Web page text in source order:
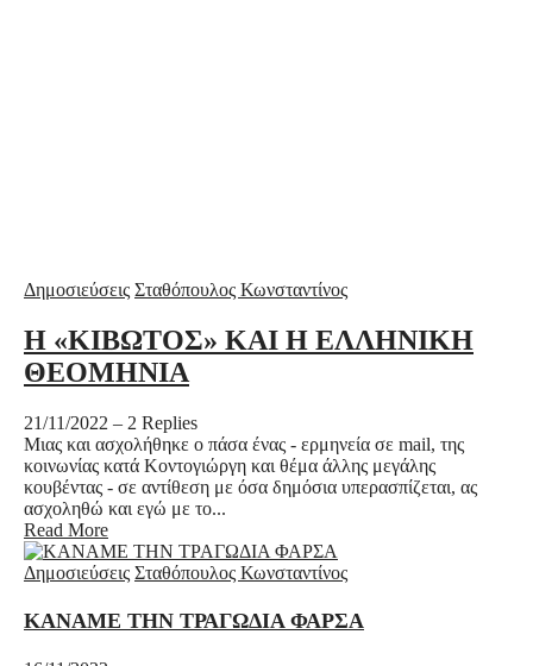
Δημοσιεύσεις Σταθόπουλος Κωνσταντίνος
Η «ΚΙΒΩΤΟΣ» ΚΑΙ Η ΕΛΛΗΝΙΚΗ
ΘΕΟΜΗΝΙΑ
21/11/2022 – 2 Replies
Μιας και ασχολήθηκε ο πάσα ένας - ερμηνεία σε mail, της
κοινωνίας κατά Κοντογιώργη και θέμα άλλης μεγάλης
κουβέντας - σε αντίθεση με όσα δημόσια υπερασπίζεται, ας
ασχοληθώ και εγώ με το...
Read More
Δημοσιεύσεις Σταθόπουλος Κωνσταντίνος
ΚΑΝΑΜΕ ΤΗΝ ΤΡΑΓΩΔΙΑ ΦΑΡΣΑ